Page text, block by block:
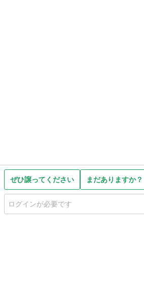
ぜひ譲ってください まだありますか？